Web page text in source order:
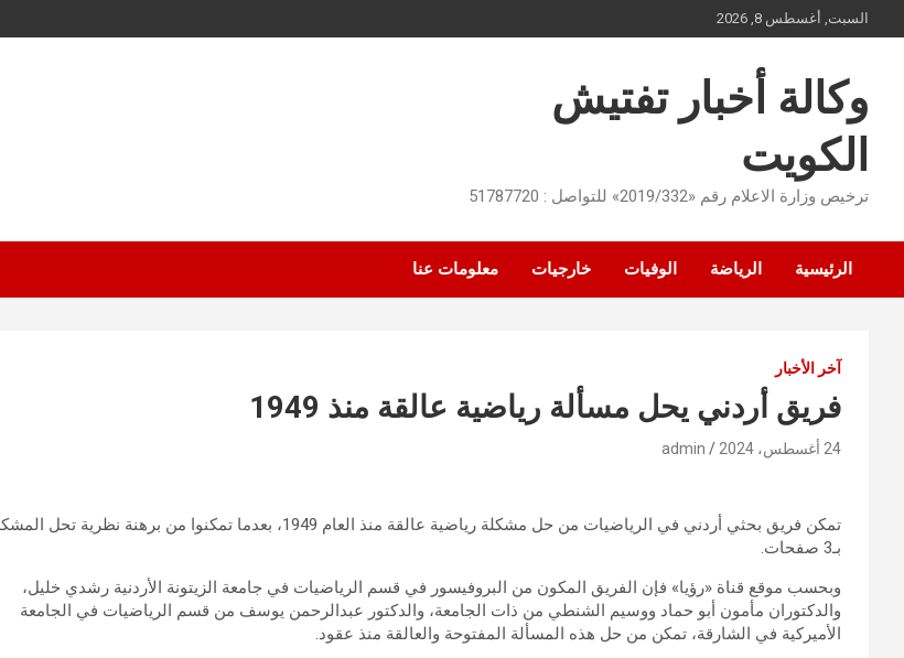
to
السبت, أغسطس 8, 2026
وكالة أخبار تفتيش
الكويت
ترخيص وزارة الاعلام رقم «2019/332» للتواصل : 51787720
الرئيسية الرياضة الوفيات خارجيات معلومات عنا
آخر الأخبار
فريق أردني يحل مسألة رياضية عالقة منذ 1949
24 أغسطس، 2024 admin
تمكن فريق بحثي أردني في الرياضيات من حل مشكلة رياضية عالقة منذ العام 1949، بعدما تمكنوا من برهنة نظرية تحل
بـ3 صفحات.
وبحسب موقع قناة «رؤيا» فإن الفريق المكون من البروفيسور في قسم الرياضيات في جامعة الزيتونة الأردنية رشدي خليل،
والدكتوران مأمون أبو حماد ووسيم الشنطي من ذات الجامعة، والدكتور عبدالرحمن يوسف من قسم الرياضيات في الجامعة
الأميركية في الشارقة، تمكن من حل هذه المسألة المفتوحة والعالقة منذ عقود.